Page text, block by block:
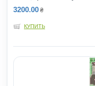
3200.00 ₴
КУПИТЬ